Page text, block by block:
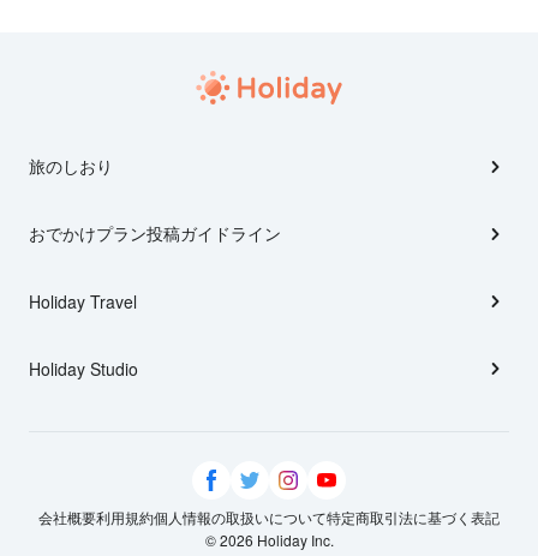
旅のしおり
おでかけプラン投稿ガイドライン
Holiday Travel
Holiday Studio
会社概要利用規約個人情報の取扱いについて特定商取引法に基づく表記
© 2026 Holiday Inc.